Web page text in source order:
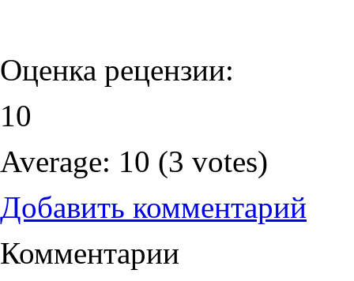
Оценка рецензии:
10
Average: 10 (3 votes)
Добавить комментарий
Комментарии